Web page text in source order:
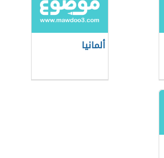
ألمانيا